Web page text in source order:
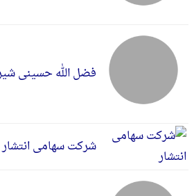
فضل الله حسینی
شرکت سهامی انتشار